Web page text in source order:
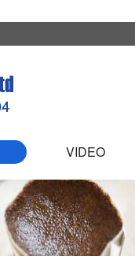
VIDEO